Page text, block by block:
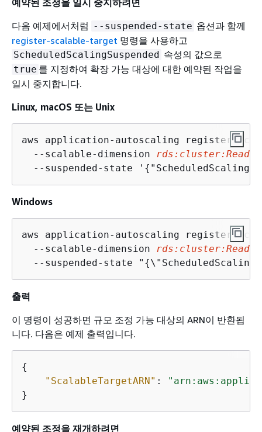
예약된 조정을 일시 중지하려면
다음 예제에서처럼 --suspended-state 옵션과 함께
register-scalable-target 명령을 사용하고
ScheduledScalingSuspended 속성의 값으로
true 를 지정하여 확장 가능 대상에 대한 예약된 작업을
일시 중지합니다.
Linux, macOS 또는 Unix
aws application-autoscaling register-
  --scalable-dimension
  --suspended-state '
{
Windows
aws application-autoscaling register-
  --scalable-dimension
  --suspended-state "
{
출력
이 명령이 성공하면 규모 조정 가능 대상의 ARN이 반환됩
니다. 다음은 예제 출력입니다.
{
"ScalableTargetARN" :
}
예약된 조정을 재개하려면